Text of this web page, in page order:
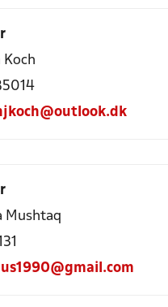
Koch
Mushtaq